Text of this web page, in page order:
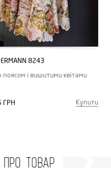
8243
поясом і вишитими квітами
ГРН Купити
ПРО ТОВАР